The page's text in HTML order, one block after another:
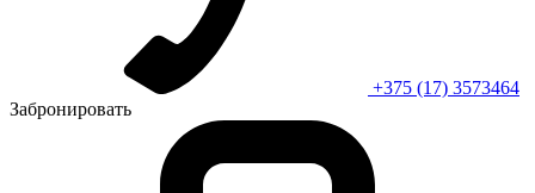
+375 (17) 3573464
Забронировать